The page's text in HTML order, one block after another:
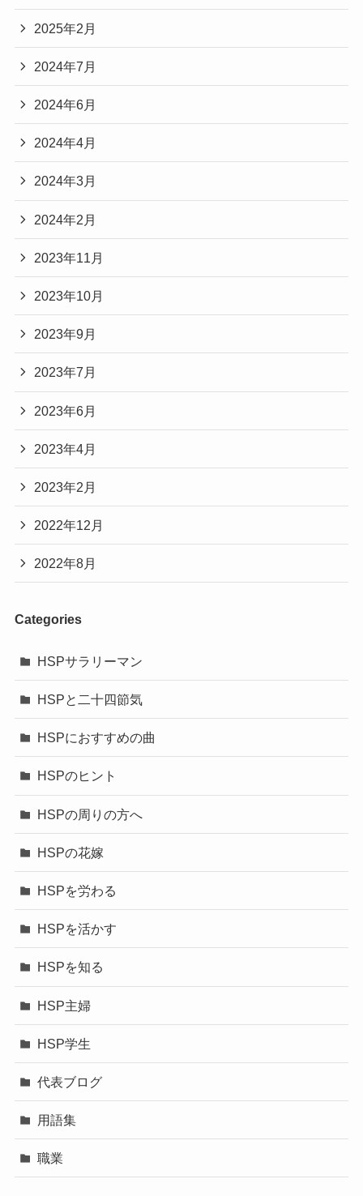
2025年2月
2024年7月
2024年6月
2024年4月
2024年3月
2024年2月
2023年11月
2023年10月
2023年9月
2023年7月
2023年6月
2023年4月
2023年2月
2022年12月
2022年8月
Categories
HSPサラリーマン
HSPと二十四節気
HSPにおすすめの曲
HSPのヒント
HSPの周りの方へ
HSPの花嫁
HSPを労わる
HSPを活かす
HSPを知る
HSP主婦
HSP学生
代表ブログ
用語集
職業